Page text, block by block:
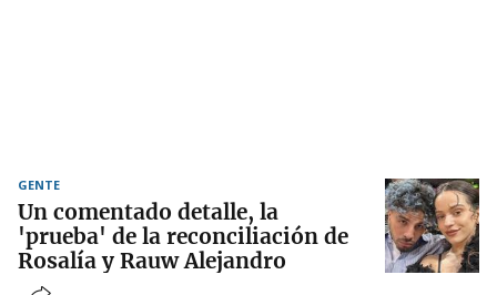
GENTE
Un comentado detalle, la
'prueba' de la reconciliación de
Rosalía y Rauw Alejandro